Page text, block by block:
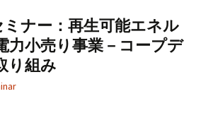
ナー：再生可能エネル
力小売り事業－コープデ
り組み